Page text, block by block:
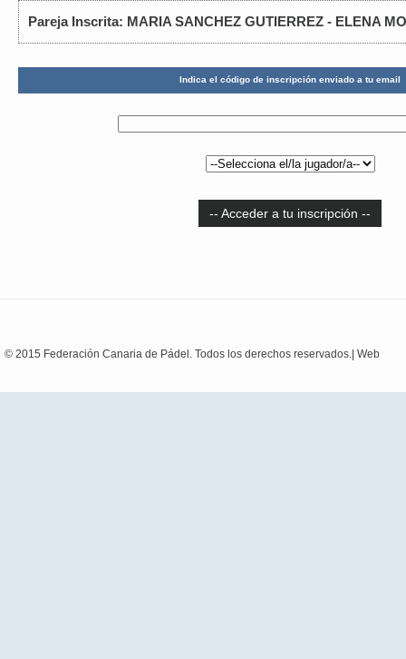
Pareja Inscrita: MARIA SANCHEZ GUTIERREZ - ELENA
Indica el código de inscripción enviado a tu email
-- Acceder a tu inscripción --
© 2015 Federación Canaria de Pádel. Todos los derechos reservados.| Web